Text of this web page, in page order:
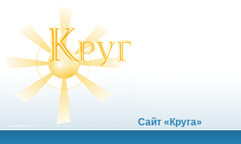
Сайт «Круга»